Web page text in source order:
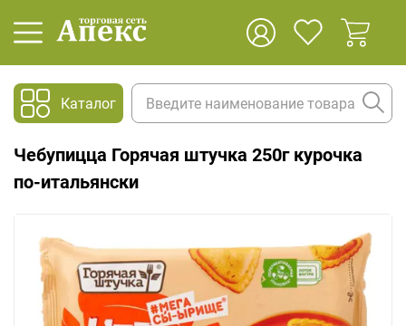
Каталог
Чебупицца Горячая штучка 250г курочка
по-итальянски